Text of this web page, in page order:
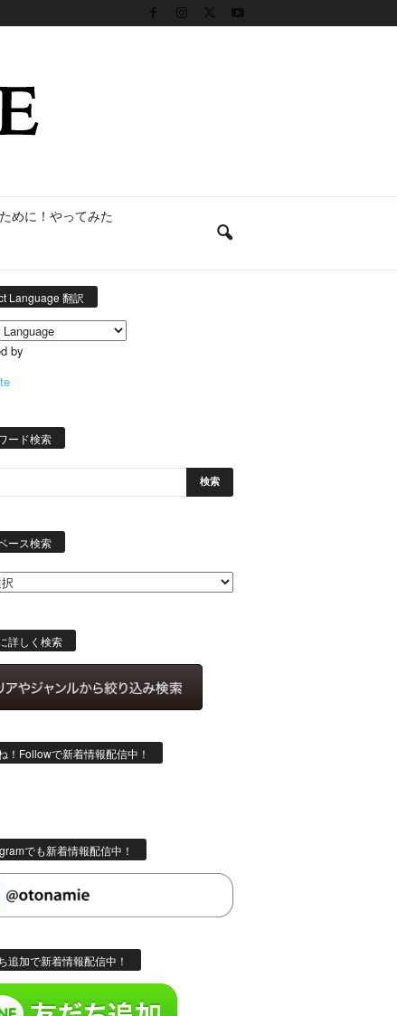
めに！やってみた
Language 翻訳
by
ード検索
ース検索
索
詳しく検索
！Followで新着情報配信中！
でも新着情報配信中！
追加で新着情報配信中！